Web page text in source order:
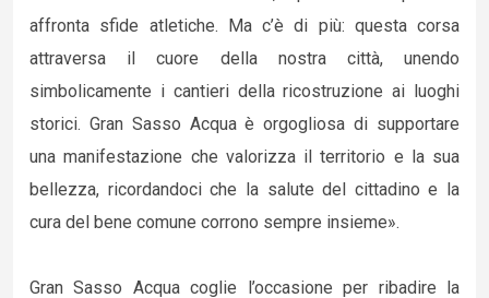
affronta sfide atletiche. Ma c’è di più: questa corsa
attraversa il cuore della nostra città, unendo
simbolicamente i cantieri della ricostruzione ai luoghi
storici. Gran Sasso Acqua è orgogliosa di supportare
una manifestazione che valorizza il territorio e la sua
bellezza, ricordandoci che la salute del cittadino e la
cura del bene comune corrono sempre insieme».
Gran Sasso Acqua coglie l’occasione per ribadire la